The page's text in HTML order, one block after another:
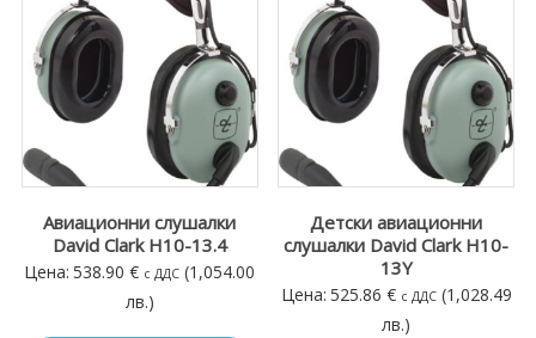
Авиационни слушалки
David Clark H10-13.4
Цена: 538.90€ с ДДС (1,054.00
лв.)
Детски авиационни
слушалки David Clark H10-
13Y
Цена: 525.86 € с ДДС (1,028.49
лв.)